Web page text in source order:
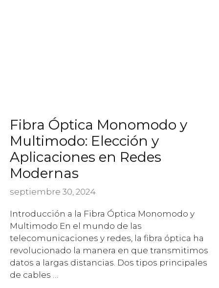
Fibra Óptica Monomodo y
Multimodo: Elección y
Aplicaciones en Redes
Modernas
septiembre 30, 2024
Introducción a la Fibra Óptica Monomodo y
Multimodo En el mundo de las
telecomunicaciones y redes, la fibra óptica ha
revolucionado la manera en que transmitimos
datos a largas distancias. Dos tipos principales
de cables …